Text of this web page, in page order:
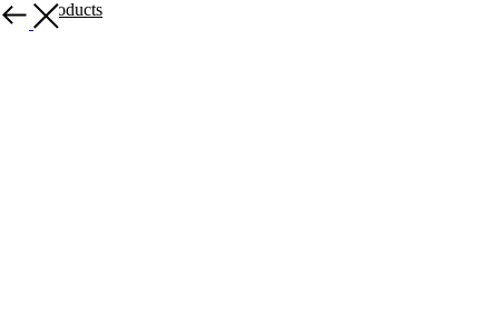
More products